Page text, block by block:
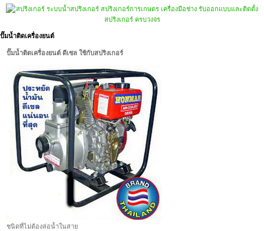
ปั๊มน้ำติดเครื่องยนต์
ปั๊มน้ำติดเครื่องยนต์ ดีเซล ใช้กับสปริงเกอร์
ชนิดที่ไม่ต้องล่อน้ำในสาย